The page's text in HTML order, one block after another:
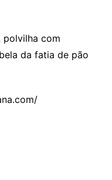
polvilha com
da fatia de pão